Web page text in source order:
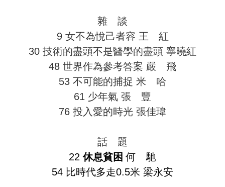
雜 談
9 女不為悅己者容 王 紅
30 技術的盡頭不是醫學的盡頭 寧曉紅
48 世界作為參考答案 嚴 飛
53 不可能的捕捉 米 哈
61 少年氣 張 豐
76 投入愛的時光 張佳瑋
話 題
22休息貧困何 馳
54 比時代多走0.5米 梁永安